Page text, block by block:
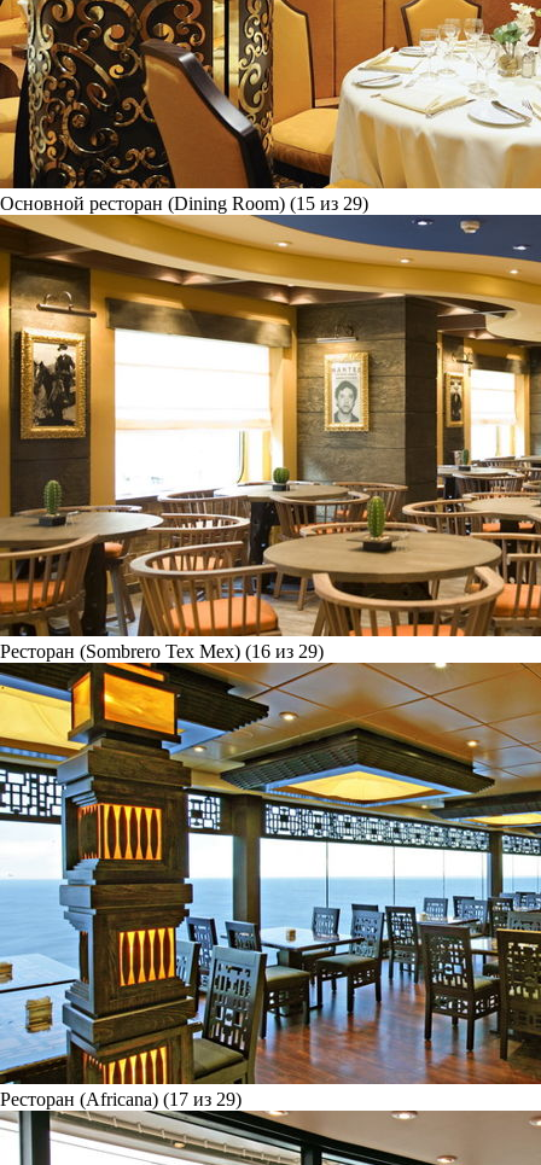
Основной ресторан (Dining Room) (15 из 29)
Ресторан (Sombrero Tex Mex) (16 из 29)
Ресторан (Africana) (17 из 29)